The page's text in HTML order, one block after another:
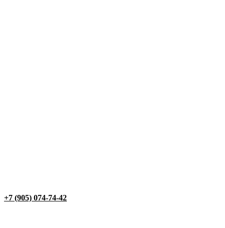
+7 (905) 074-74-42